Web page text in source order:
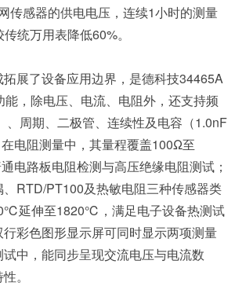
传感器的供电电压，连续1小时的测量
统万用表降低60%。​
展了设备应用边界，是德科技34465A
，除电压、电流、电阻外，还支持频
、周期、二极管、连续性及电容（1.0nF
电阻测量中，其量程覆盖100Ω至
电路板电阻检测与高压绝缘电阻测试；
RTD/PT100及热敏电阻三种传感器类
延伸至1820℃，满足电子设备热测试
彩色图形显示屏可同时显示两项测量
中，能同步呈现交流电压与电流数
。​